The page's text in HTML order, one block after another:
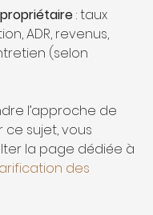
: taux
ADR, revenus,
(selon
l’approche de
ce sujet, vous
la page dédiée à
des